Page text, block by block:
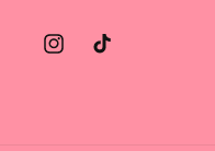
InstagramTikTok